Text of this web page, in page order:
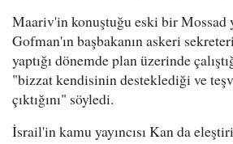
Maariv'in konuştuğu eski bir Mossad
Gofman'ın başbakanın askeri
yaptığı dönemde plan üzerinde
"bizzat kendisinin desteklediği ve
çıktığını" söyledi.
İsrail'in kamu yayıncısı Kan da